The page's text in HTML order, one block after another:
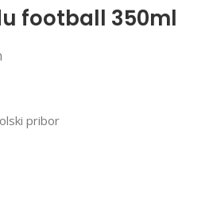
football 350ml
pribor